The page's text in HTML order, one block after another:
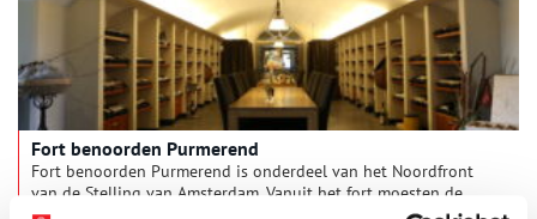
Fort benoorden Purmerend
Fort benoorden Purmerend is onderdeel van het Noordfront
van de Stelling van Amsterdam. Vanuit het fort moesten de
Beemsterringdijk, Purmerenderweg en Rijperweg verdedigd